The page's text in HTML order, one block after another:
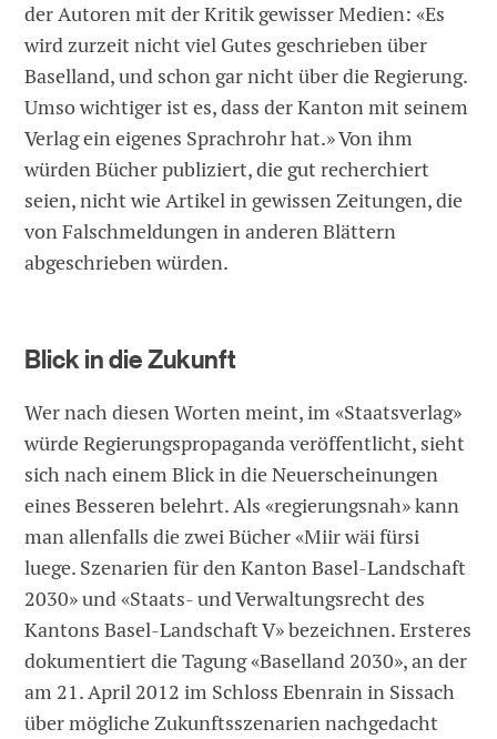
der Autoren mit der Kritik gewisser Medien: «Es
wird zurzeit nicht viel Gutes geschrieben über
Baselland, und schon gar nicht über die Regierung.
Umso wichtiger ist es, dass der Kanton mit seinem
Verlag ein eigenes Sprachrohr hat.» Von ihm
würden Bücher publiziert, die gut recherchiert
seien, nicht wie Artikel in gewissen Zeitungen, die
von Falschmeldungen in anderen Blättern
abgeschrieben würden.
Blick in die Zukunft
Wer nach diesen Worten meint, im «Staatsverlag»
würde Regierungspropaganda veröffentlicht, sieht
sich nach einem Blick in die Neuerscheinungen
eines Besseren belehrt. Als «regierungsnah» kann
man allenfalls die zwei Bücher «Miir wäi fürsi
luege. Szenarien für den Kanton Basel-Landschaft
2030» und «Staats- und Verwaltungsrecht des
Kantons Basel-Landschaft V» bezeichnen. Ersteres
dokumentiert die Tagung «Baselland 2030», an der
am 21. April 2012 im Schloss Ebenrain in Sissach
über mögliche Zukunftsszenarien nachgedacht